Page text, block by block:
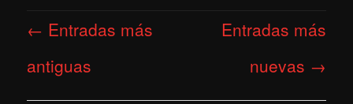
de
← Entradas más
antiguas
Entradas más
nuevas →